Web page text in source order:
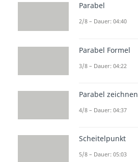
Parabel
2/8 – Dauer: 04:40
Parabel Formel
3/8 – Dauer: 04:22
Parabel zeichnen
4/8 – Dauer: 04:37
Scheitelpunkt
5/8 – Dauer: 05:03